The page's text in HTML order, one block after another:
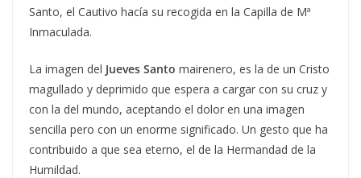
Santo, el Cautivo hacía su recogida en la Capilla de Mª
Inmaculada.
La imagen del Jueves Santo mairenero, es la de un Cristo
magullado y deprimido que espera a cargar con su cruz y
con la del mundo, aceptando el dolor en una imagen
sencilla pero con un enorme significado. Un gesto que ha
contribuido a que sea eterno, el de la Hermandad de la
Humildad.